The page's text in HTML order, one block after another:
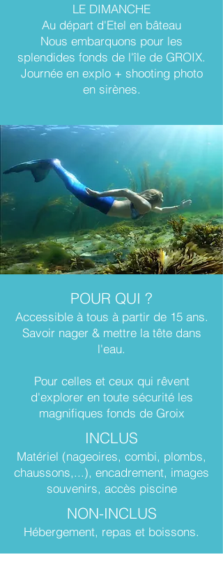
LE DIMANCHE
Au départ d'Etel en bâteau
Nous embarquons pour les
splendides fonds de l'île de GROIX.
Journée en explo + shooting photo
en sirènes.
POUR QUI ?​
Accessible à tous à partir de 15 ans.
Savoir nager & mettre la tête dans
l'eau.
Pour celles et ceux qui rêvent
d'explorer en toute sécurité les
magnifiques fonds de Groix
INCLUS​
Matériel (nageoires, combi, plombs,
chaussons,...), encadrement, images
souvenirs, accès piscine
NON-INCLUS​
Hébergement, repas et boissons.